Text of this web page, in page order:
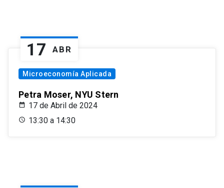
17 ABR
Microeconomía Aplicada
Petra Moser, NYU Stern
17 de Abril de 2024
13:30 a 14:30